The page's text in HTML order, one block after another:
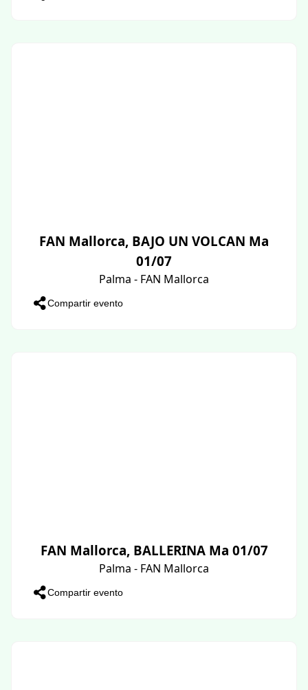
FAN Mallorca, BAJO UN VOLCAN Ma
01/07
Palma - FAN Mallorca
Compartir evento
FAN Mallorca, BALLERINA Ma 01/07
Palma - FAN Mallorca
Compartir evento